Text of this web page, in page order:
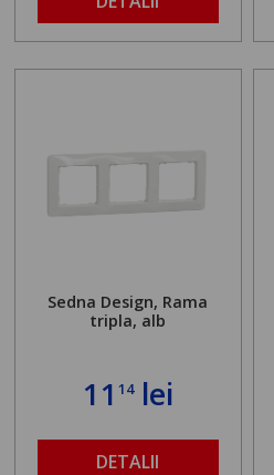
kg și înălțime reglabilă
de la 1,8 la 2,9 m
Sedna Design, Rama
tripla, alb
11 14lei
DETALII